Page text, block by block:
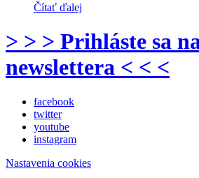
Čítať ďalej
> > > Prihláste sa
newslettera < < <
facebook
twitter
youtube
instagram
Nastavenia cookies